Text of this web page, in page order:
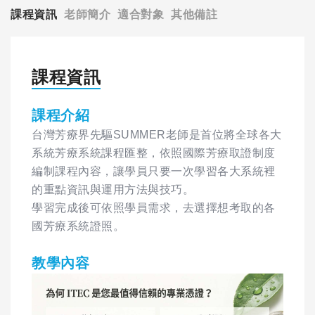
課程資訊 老師簡介 適合對象 其他備註
課程資訊
課程介紹
台灣芳療界先驅SUMMER老師是首位將全球各大
系統芳療系統課程匯整，依照國際芳療取證制度
編制課程內容，讓學員只要一次學習各大系統裡
的重點資訊與運用方法與技巧。
學習完成後可依照學員需求，去選擇想考取的各
國芳療系統證照。
教學內容